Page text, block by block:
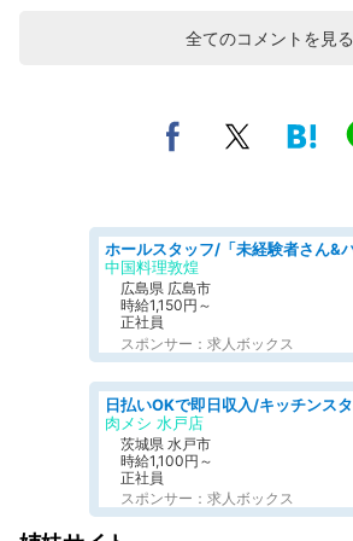
全てのコメントを見る
中国料理敦煌
広島県 広島市
時給1,150円～
正社員
スポンサー：求人ボックス
肉メシ 水戸店
茨城県 水戸市
時給1,100円～
正社員
スポンサー：求人ボックス